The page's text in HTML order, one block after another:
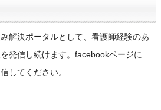
解決ポータルとして、看護師経験のあ
発信し続けます。facebookページに
してください。